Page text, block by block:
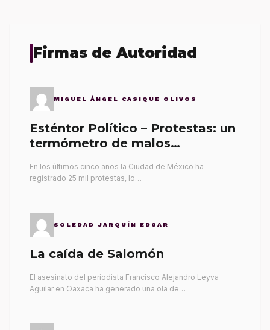
Firmas de Autoridad
MIGUEL ÁNGEL CASIQUE OLIVOS
Esténtor Político – Protestas: un
termómetro de malos
En los últimos cinco años la Ciudad de México ha
registrado 25 mil protestas, lo…
SOLEDAD JARQUÍN EDGAR
La caída de Salomón
El asesinato del periodista Francisco Alejandro Leyva
Aguilar en Oaxaca ha generado una ola de…